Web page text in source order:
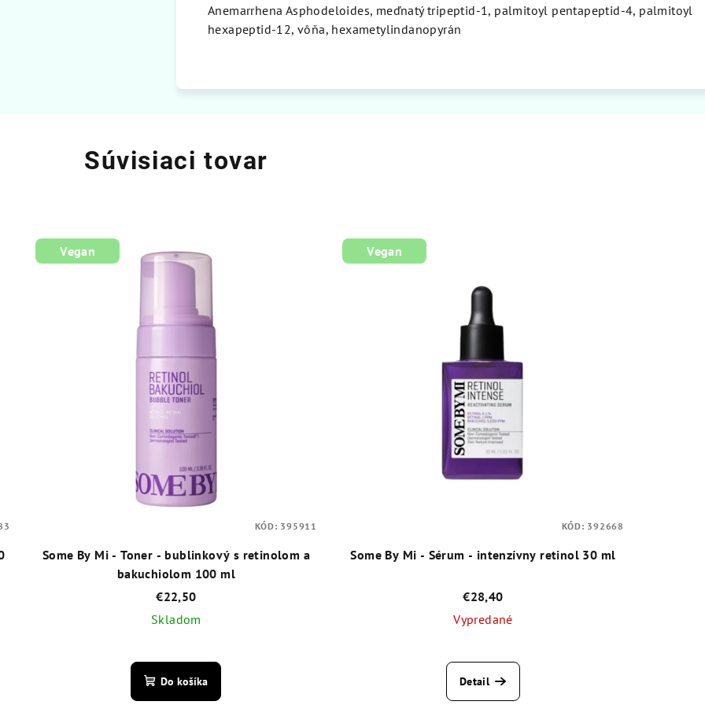
Anemarrhena Asphodeloides, meďnatý tripeptid-1, palmitoyl pentapeptid-4, palmitoyl
hexapeptid-12, vôňa, hexametylindanopyrán
Súvisiaci tovar
Vegan
Some By Mi - Toner - bublinkový s retinolom a
bakuchiolom 100 ml
€22,50
Skladom
hodnotenie
produktu
Do košíka
KÓD: 395911
Vegan
Some By Mi - Sérum - intenzívny retinol 30 ml
€28,40
Vypredané
hodnotenie
produktu
Detail
KÓD: 392668